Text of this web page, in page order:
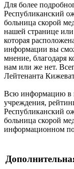
Для более
Республиканский
больница скорой
нашей странице
которая
информации вы
мнение, благодаря
нам или же нет.
Лейтенанта
Всю информацию в
учреждения,
Республиканский
больница скорой
информационном